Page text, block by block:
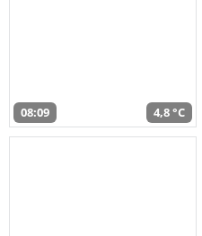
08:09 4,8 °C